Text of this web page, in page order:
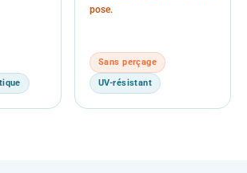
pose.
Sans perçage
UV-résistant